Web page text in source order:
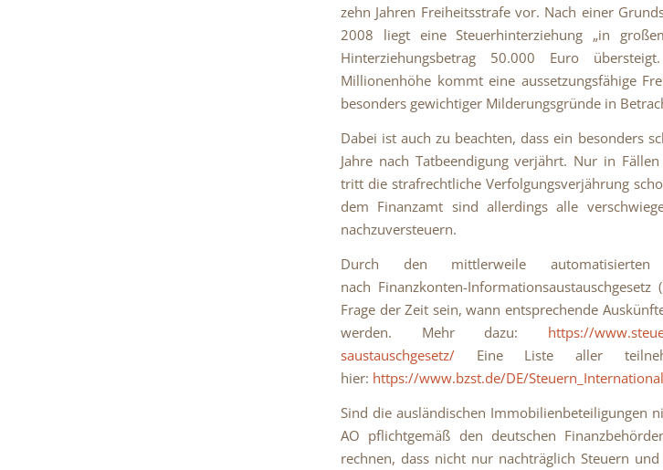
zehn Jahren Freiheitsstrafe vor. Nach einer
2008 liegt eine Steuerhinterziehung „in
Hinterziehungsbetrag 50.000 Euro
Millionenhöhe kommt eine aussetzungsfähige
besonders gewichtiger Milderungsgründe in
Dabei ist auch zu beachten, dass ein besonders
Jahre nach Tatbeendigung verjährt. Nur in
tritt die strafrechtliche Verfolgungsverjährung
dem Finanzamt sind allerdings alle
nachzuversteuern.
Durch den mittlerweile automatisierten
nach Finanzkonten-
Frage der Zeit sein, wann entsprechende
werden. Mehr dazu: https://
saustauschgesetz/ ‎Eine Liste aller
hier: https://www.bzst.de/DE/
Sind die ausländischen Immobilienbeteiligungen
AO pflichtgemäß den deutschen
rechnen, dass nicht nur nachträglich Steuern